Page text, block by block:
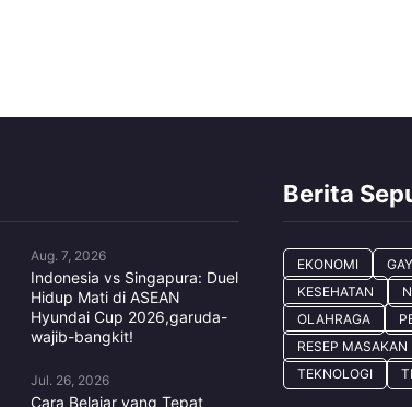
Aug. 7, 2026
Indonesia vs Singapura: Duel
Hidup Mati di ASEAN
Hyundai Cup 2026,garuda-
wajib-bangkit!
Jul. 26, 2026
Cara Belajar yang Tepat
Berita
EKONOMI
KESEHATAN
OLAHRAGA
RESEP MASAKAN
TEKNOLOGI